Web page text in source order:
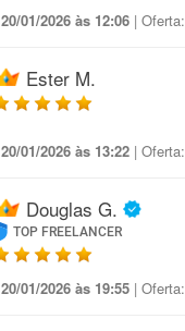
20/01/2026 às 12:06 | Oferta:
Ester M.
20/01/2026 às 13:22 | Oferta:
Douglas G.
TOP FREELANCER
20/01/2026 às 19:55 | Oferta: